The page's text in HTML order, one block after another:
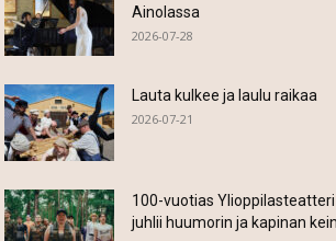
Ainolassa
2026-07-28
Lauta kulkee ja laulu raikaa
2026-07-21
100-vuotias Ylioppilasteatteri
juhlii huumorin ja kapinan